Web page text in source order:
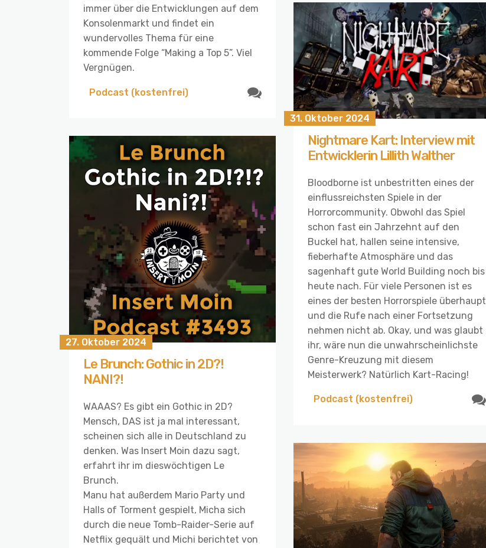
immer über die Entwicklungen auf dem
Konsolenmarkt und findet ein
wundervolles Thema für eine
kommende Folge “Making a Top 5”. Viel
Vergnügen.
Podcast (kostenfrei)
31. Oktober 2024
Nightmare Kart: Interview mit
Entwicklerin Lillith Walther
Bloodborne ist unbestritten eines der
einflussreichsten Spiele in der
Horrorcommunity. Obwohl das Spiel
schon fast ein Jahrzehnt auf den
Buckel hat, hallen seine intensive,
fieberhafte Atmosphäre und das
sagenhaft gute World Building noch bis
heute nach. Für viele Personen ist es
eines der besten Horrorspiele überhaupt
und die Rufe nach einer Fortsetzung
nehmen nicht ab. Okay, und was glaubt
ihr, wäre nun die unwahrscheinlichste
Genre-Kreuzung mit diesem
Meisterwerk? Natürlich Kart-Racing!
Podcast (kostenfrei)
27. Oktober 2024
Le Brunch: Gothic in 2D?!
NANI?!
WAAAS? Es gibt ein Gothic in 2D?
Mensch, DAS ist ja mal interessant,
scheinen sich alle in Deutschland zu
denken. Was Insert Moin dazu sagt,
erfahrt ihr im dieswöchtigen Le
Brunch.
Manu hat außerdem Mario Party und
Halls of Torment gespielt, Micha sich
durch die neue Tomb-Raider-Serie auf
Netflix gequält und Michi berichtet von